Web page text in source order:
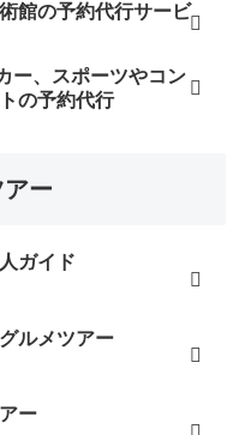
館の予約代行サービ
ー、スポーツやコン
の予約代行
ー
ガイド
ルメツアー
ー